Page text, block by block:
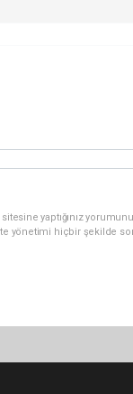
yaptığınız
yönetimi hiçbir şekilde